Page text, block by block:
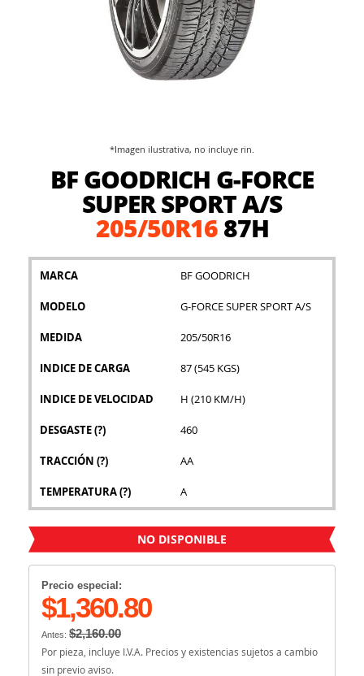
BF GOODRICH G-FORCE
SUPER SPORT A/S
205/50R1687H
MARCA BF GOODRICH
MODELO G-FORCE SUPER SPORT A/S
MEDIDA 205/50R16
INDICE DE CARGA 87 (545 KGS)
INDICE DE VELOCIDAD H (210 KM/H)
DESGASTE(?) 460
TRACCIÓN (?) AA
TEMPERATURA(?) A
NO DISPONIBLE
Precio especial:
$1,360.80
Antes: $2,160.00
Por pieza, incluye I.V.A. Precios y existencias sujetos a cambio
sin previo aviso.
*Imagen ilustrativa, no incluye rin.
de
imágenes